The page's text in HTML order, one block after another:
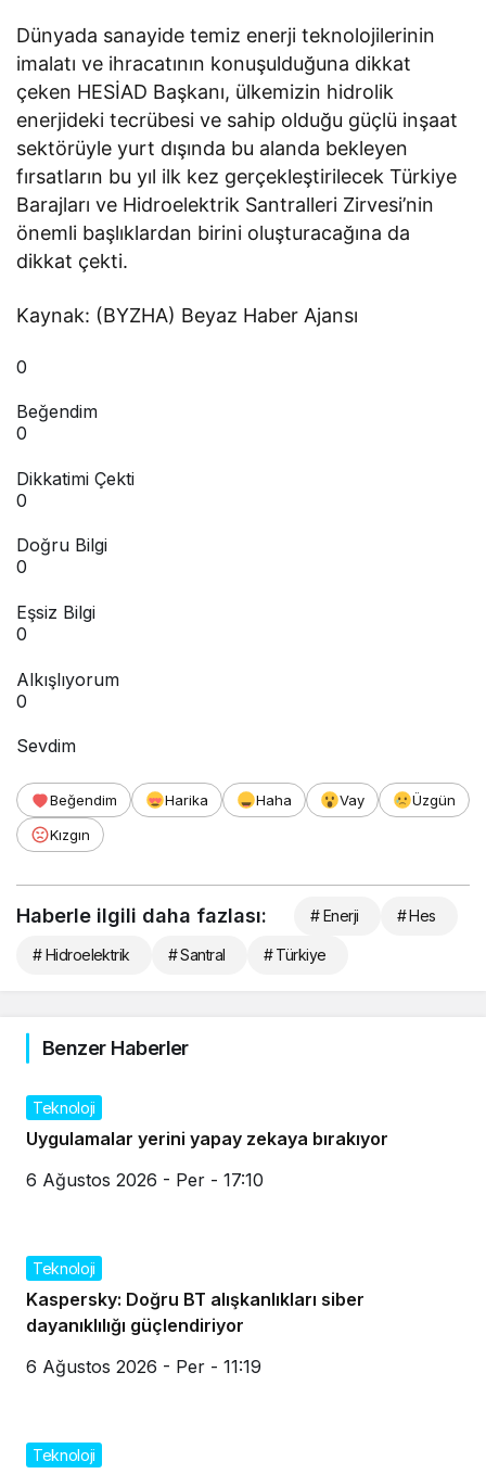
Dünyada sanayide temiz enerji teknolojilerinin
imalatı ve ihracatının konuşulduğuna dikkat
çeken HESİAD Başkanı, ülkemizin hidrolik
enerjideki tecrübesi ve sahip olduğu güçlü inşaat
sektörüyle yurt dışında bu alanda bekleyen
fırsatların bu yıl ilk kez gerçekleştirilecek Türkiye
Barajları ve Hidroelektrik Santralleri Zirvesi’nin
önemli başlıklardan birini oluşturacağına da
dikkat çekti.
Kaynak: (BYZHA) Beyaz Haber Ajansı
0
Beğendim
0
Dikkatimi Çekti
0
Doğru Bilgi
0
Eşsiz Bilgi
0
Alkışlıyorum
0
Sevdim
Beğendim Harika Haha Vay
Üzgün
Kızgın
Haberle ilgili daha fazlası: # Enerji # Hes
# Hidroelektrik # Santral # Türkiye
Benzer Haberler
Teknoloji
Uygulamalar yerini yapay zekaya bırakıyor
6 Ağustos 2026 - Per - 17:10
Teknoloji
Kaspersky: Doğru BT alışkanlıkları siber
dayanıklılığı güçlendiriyor
6 Ağustos 2026 - Per - 11:19
Teknoloji